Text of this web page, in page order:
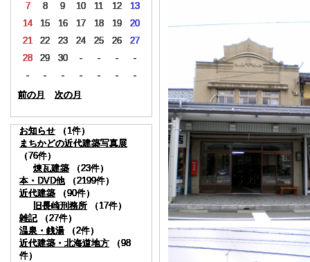
7
8 9 10 11 12
13
14
15 16 17 18 19
20
21
22 23 24 25 26
27
28
29 30 - - -
-
-
- - - - -
-
前の月
次の月
お知らせ （1件）
まちかどの近代建築写真展
（76件）
煉瓦建築 （23件）
本・DVD他 （2199件）
近代建築 （90件）
旧長崎刑務所 （17件）
雑記 （27件）
温泉・銭湯 （2件）
近代建築・北海道地方 （98
件）
7
8 9 10 11 12
13
14
15 16 17 18 19
20
21
22 23 24 25 26
27
28
29 30 - - -
-
-
- - - - -
-
前の月
次の月
お知らせ （1件）
まちかどの近代建築写真展
（76件）
煉瓦建築 （23件）
本・DVD他 （2199件）
近代建築 （90件）
旧長崎刑務所 （17件）
雑記 （27件）
温泉・銭湯 （2件）
近代建築・北海道地方 （98
件）
7
8 9 10 11 12
13
14
15 16 17 18 19
20
21
22 23 24 25 26
27
28
29 30 - - -
-
-
- - - - -
-
前の月
次の月
お知らせ （1件）
まちかどの近代建築写真展
（76件）
煉瓦建築 （23件）
本・DVD他 （2199件）
近代建築 （90件）
旧長崎刑務所 （17件）
雑記 （27件）
温泉・銭湯 （2件）
近代建築・北海道地方 （98
件）
7
8 9 10 11 12
13
14
15 16 17 18 19
20
21
22 23 24 25 26
27
28
29 30 - - -
-
-
- - - - -
-
前の月
次の月
お知らせ （1件）
まちかどの近代建築写真展
（76件）
煉瓦建築 （23件）
本・DVD他 （2199件）
近代建築 （90件）
旧長崎刑務所 （17件）
雑記 （27件）
温泉・銭湯 （2件）
近代建築・北海道地方 （98
件）
7
8 9 10 11 12
13
14
15 16 17 18 19
20
21
22 23 24 25 26
27
28
29 30 - - -
-
-
- - - - -
-
前の月
次の月
お知らせ （1件）
まちかどの近代建築写真展
（76件）
煉瓦建築 （23件）
本・DVD他 （2199件）
近代建築 （90件）
旧長崎刑務所 （17件）
雑記 （27件）
温泉・銭湯 （2件）
近代建築・北海道地方 （98
件）
7
8 9 10 11 12
13
14
15 16 17 18 19
20
21
22 23 24 25 26
27
28
29 30 - - -
-
-
- - - - -
-
前の月
次の月
お知らせ （1件）
まちかどの近代建築写真展
（76件）
煉瓦建築 （23件）
本・DVD他 （2199件）
近代建築 （90件）
旧長崎刑務所 （17件）
雑記 （27件）
温泉・銭湯 （2件）
近代建築・北海道地方 （98
件）
7
8 9 10 11 12
13
14
15 16 17 18 19
20
21
22 23 24 25 26
27
28
29 30 - - -
-
-
- - - - -
-
前の月
次の月
お知らせ （1件）
まちかどの近代建築写真展
（76件）
煉瓦建築 （23件）
本・DVD他 （2199件）
近代建築 （90件）
旧長崎刑務所 （17件）
雑記 （27件）
温泉・銭湯 （2件）
近代建築・北海道地方 （98
件）
7
8 9 10 11 12
13
14
15 16 17 18 19
20
21
22 23 24 25 26
27
28
29 30 - - -
-
-
- - - - -
-
前の月
次の月
お知らせ （1件）
まちかどの近代建築写真展
（76件）
煉瓦建築 （23件）
本・DVD他 （2199件）
近代建築 （90件）
旧長崎刑務所 （17件）
雑記 （27件）
温泉・銭湯 （2件）
近代建築・北海道地方 （98
件）
7
8 9 10 11 12
13
14
15 16 17 18 19
20
21
22 23 24 25 26
27
28
29 30 - - -
-
-
- - - - -
-
前の月
次の月
お知らせ （1件）
まちかどの近代建築写真展
（76件）
煉瓦建築 （23件）
本・DVD他 （2199件）
近代建築 （90件）
旧長崎刑務所 （17件）
雑記 （27件）
温泉・銭湯 （2件）
近代建築・北海道地方 （98
件）